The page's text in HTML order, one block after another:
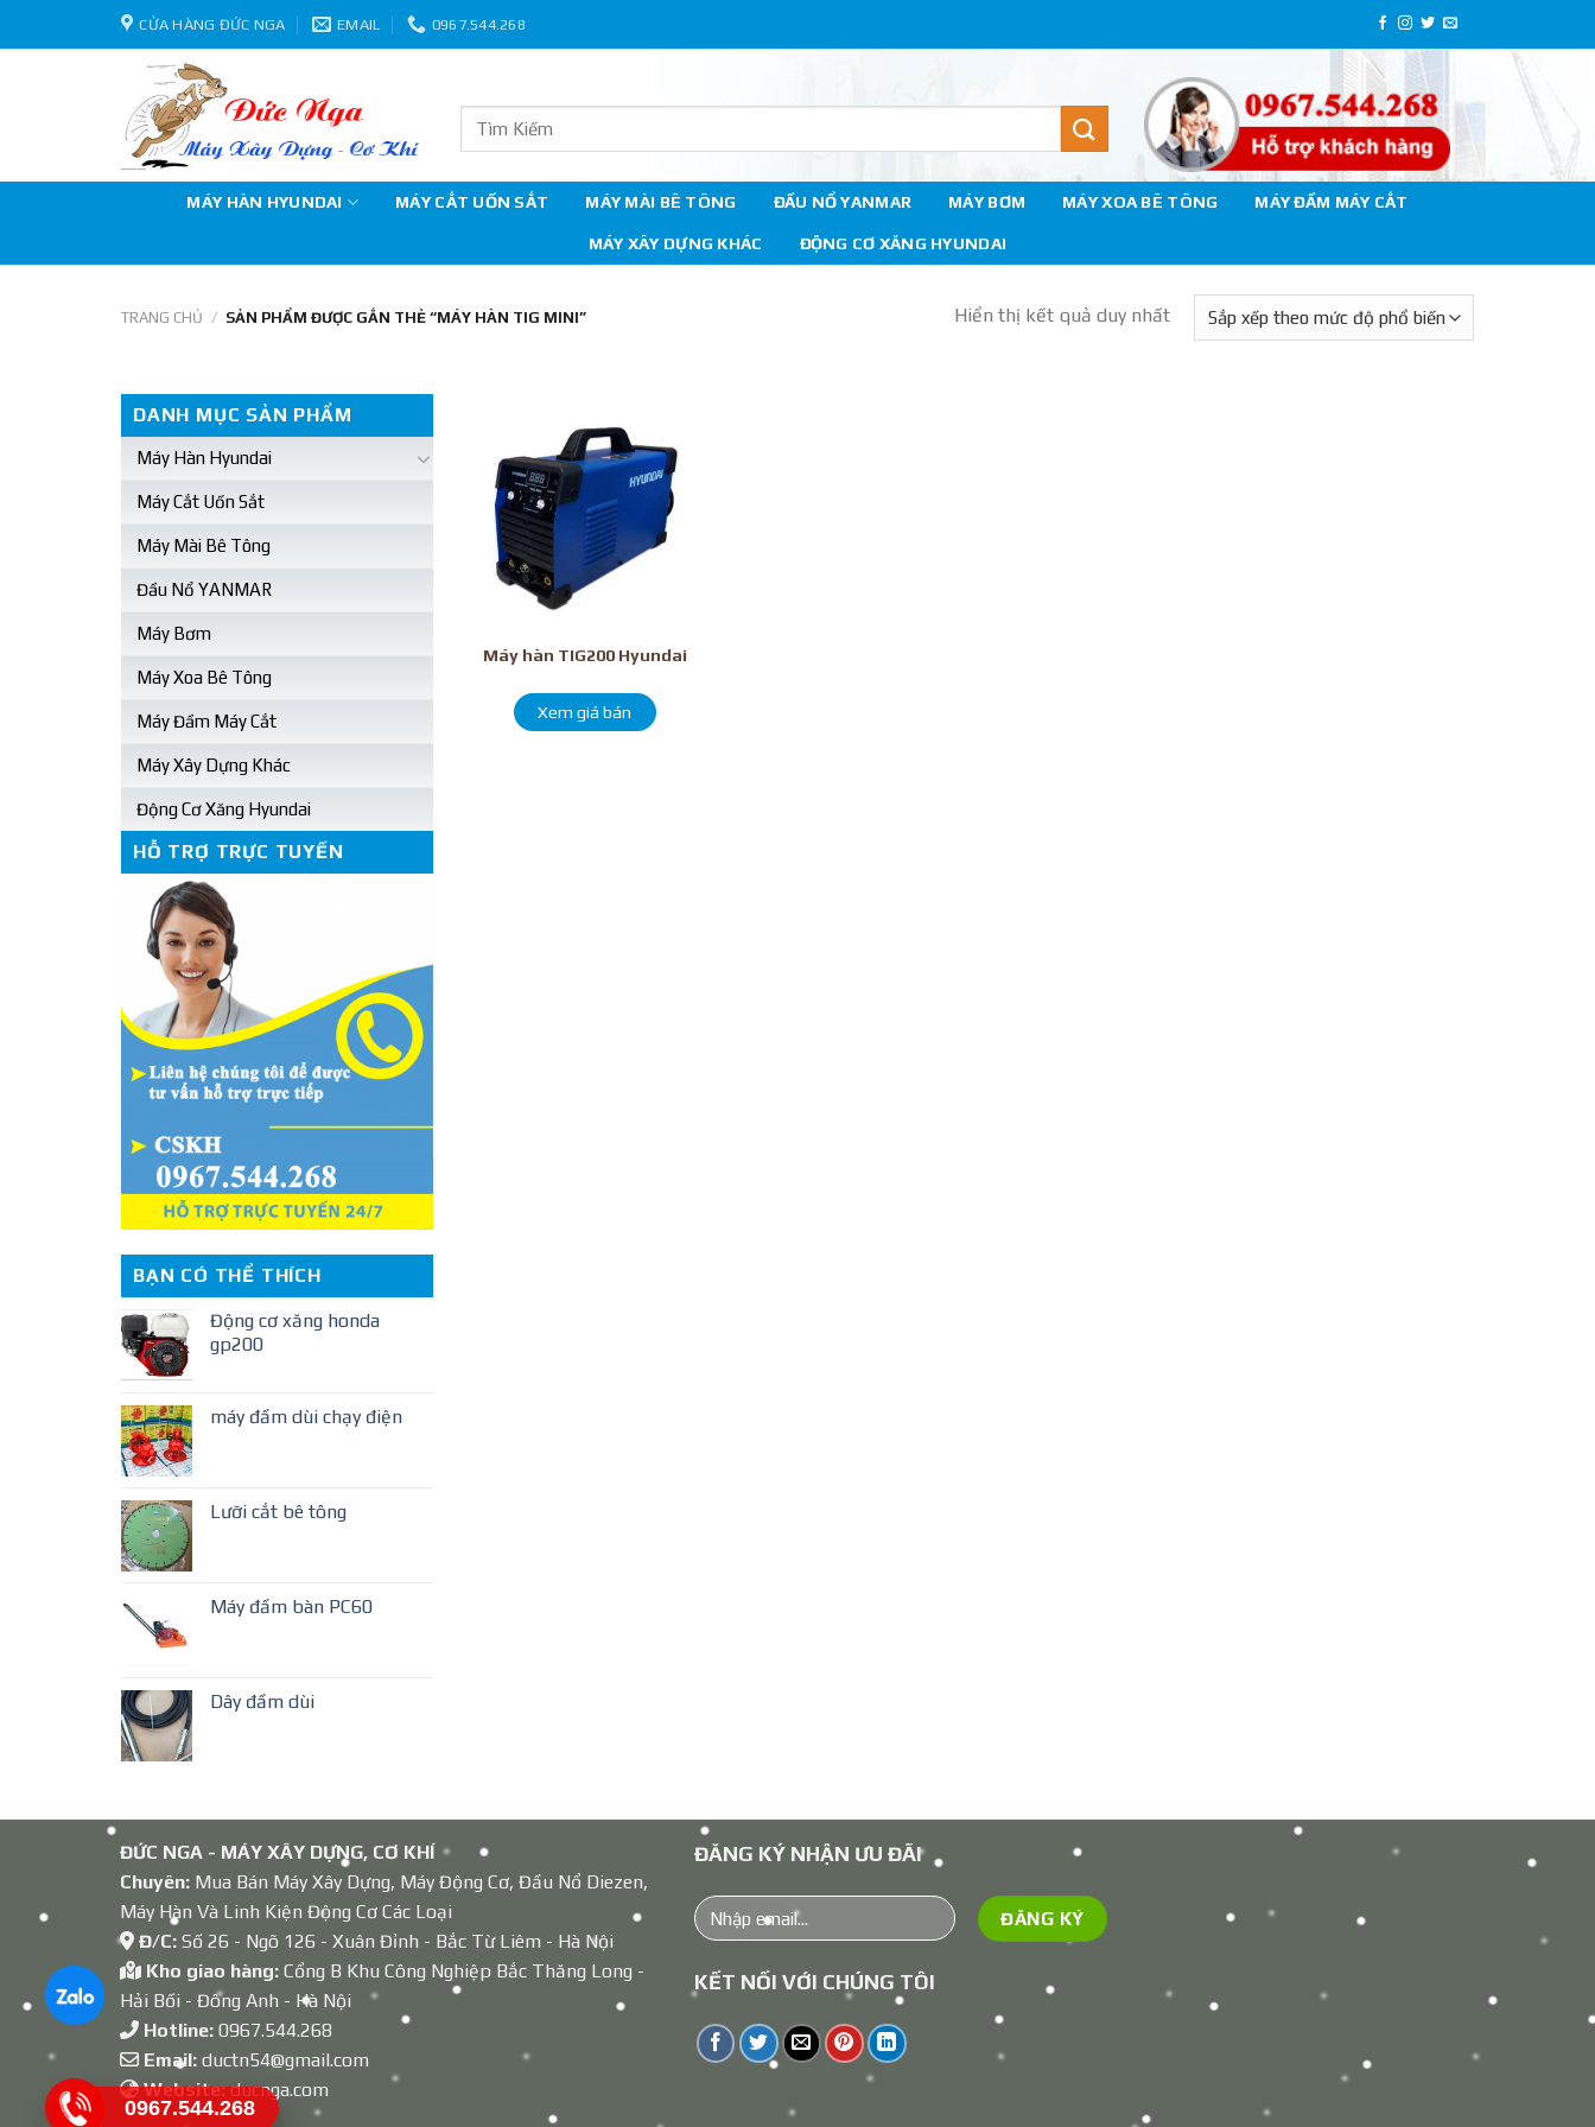
to
CỬA HÀNG ĐỨC NGA EMAIL 0967.544.268
MÁY HÀN HYUNDAI MÁY CẮT UỐN SẮT MÁY MÀI BÊ TÔNG ĐẦU NỔ YANMAR MÁY BƠM MÁY XOA BÊ TÔNG MÁY ĐẦM MÁY CẮT
MÁY XÂY DỰNG KHÁC ĐỘNG CƠ XĂNG HYUNDAI
TRANG CHỦ / SẢN PHẨM ĐƯỢC GẮN THẺ “MÁY HÀN TIG MINI” Hiển thị kết quả duy nhất
DANH MỤC SẢN PHẨM
Máy Hàn Hyundai
Máy Cắt Uốn Sắt
Máy Mài Bê Tông
Đầu Nổ YANMAR
Máy Bơm
Máy Xoa Bê Tông
Máy Đầm Máy Cắt
Máy Xây Dựng Khác
Động Cơ Xăng Hyundai
HỖ TRỢ TRỰC TUYẾN
BẠN CÓ THỂ THÍCH
Động cơ xăng honda
gp200
máy đầm dùi chạy điện
Lưỡi cắt bê tông
Máy đầm bàn PC60
Dây đầm dùi
Máy hàn TIG200 Hyundai
Xem giá bán
ĐỨC NGA - MÁY XÂY DỰNG, CƠ KHÍ
Chuyên:Mua Bán Máy Xây Dựng, Máy Động Cơ, Đầu Nổ Diezen,
Máy Hàn Và Linh Kiện Động Cơ Các Loại
Đ/C: Số 26 - Ngõ 126 - Xuân Đỉnh - Bắc Từ Liêm - Hà Nội
Kho giao hàng: Cổng B Khu Công Nghiệp Bắc Thăng Long -
Hải Bối - Đông Anh - Hà Nội
Hotline: 0967.544.268
Email: ductn54@gmail.com
Website:ducnga.com
ĐĂNG KÝ NHẬN ƯU ĐÃI
KẾT NỐI VỚI CHÚNG TÔI
0967.544.268